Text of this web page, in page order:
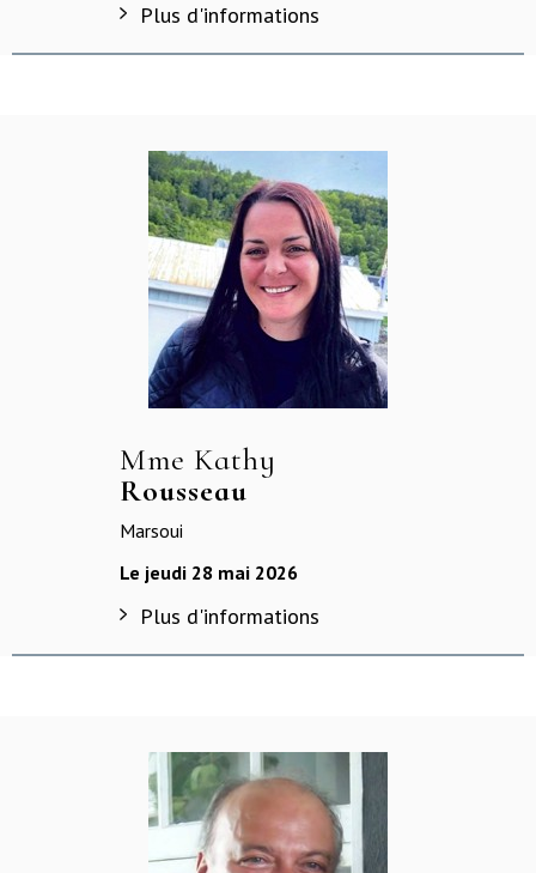
Plus d'informations
Mme Kathy
Rousseau
Marsoui
Le jeudi 28 mai 2026
Plus d'informations